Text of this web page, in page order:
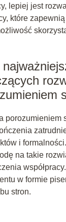
lepiej jest
które
porozumieniem
i
na takie
w formie
stron.